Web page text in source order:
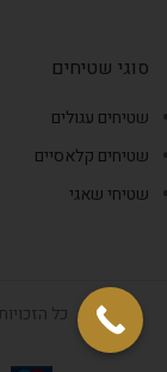
סוגי שטיחים
שטיחים עגולים
שטיחים קלאסיים
שטיחי שאגי
כל